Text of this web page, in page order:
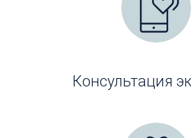
Консультация